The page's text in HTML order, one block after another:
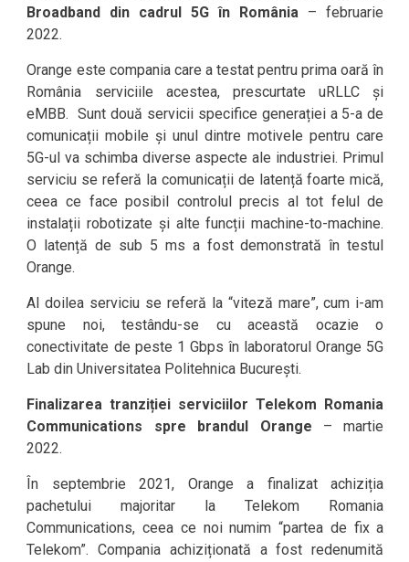
Broadband din cadrul 5G în România – februarie
2022.
Orange este compania care a testat pentru prima oară în
România serviciile acestea, prescurtate uRLLC și
eMBB. Sunt două servicii specifice generației a 5-a de
comunicații mobile și unul dintre motivele pentru care
5G-ul va schimba diverse aspecte ale industriei. Primul
serviciu se referă la comunicații de latență foarte mică,
ceea ce face posibil controlul precis al tot felul de
instalații robotizate și alte funcții machine-to-machine.
O latență de sub 5 ms a fost demonstrată în testul
Orange.
Al doilea serviciu se referă la “viteză mare”, cum i-am
spune noi, testându-se cu această ocazie o
conectivitate de peste 1 Gbps în laboratorul Orange 5G
Lab din Universitatea Politehnica București.
Finalizarea tranziției serviciilor Telekom Romania
Communications spre brandul Orange – martie
2022.
În septembrie 2021, Orange a finalizat achiziția
pachetului majoritar la Telekom Romania
Communications, ceea ce noi numim “partea de fix a
Telekom”. Compania achiziționată a fost redenumită